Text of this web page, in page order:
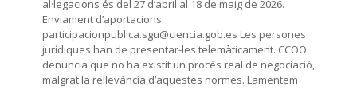
al·legacions és del 27 d’abril al 18 de maig de 2026.
Enviament d’aportacions:
participacionpublica.sgu@ciencia.gob.es Les persones
jurídiques han de presentar-les telemàticament. CCOO
denuncia que no ha existit un procés real de negociació,
malgrat la rellevància d’aquestes normes. Lamentem